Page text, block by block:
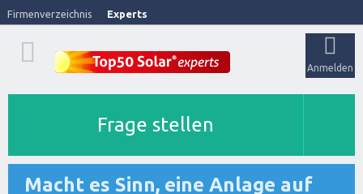
Firmenverzeichnis Experts
Anmelden
Frage stellen
Macht es Sinn, eine Anlage auf